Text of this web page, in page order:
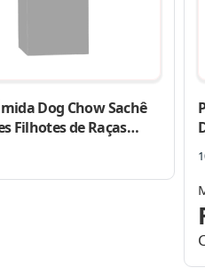
Dog Chow Sachê
Filhotes de Raças
Todas de raça
Sabor Carne